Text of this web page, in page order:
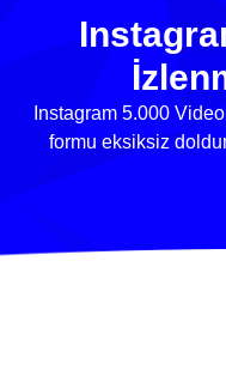
Instagram 5.000
formu eksiksiz